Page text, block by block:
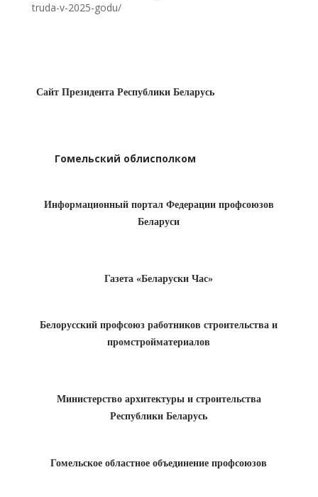
truda-v-2025-godu/
Сайт Президента Республики Беларусь
Гомельский облисполком
Информационный портал Федерации профсоюзов
Беларуси
Газета «Беларуски Час»
Белорусский профсоюз работников строительства и
промстройматериалов
Министерство архитектуры и строительства
Республики Беларусь
Гомельское областное объединение профсоюзов